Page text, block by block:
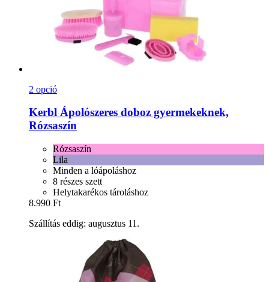
2 opció
Kerbl Ápolószeres doboz gyermekeknek,
Rózsaszín
Rózsaszín
Lila
Minden a lóápoláshoz
8 részes szett
Helytakarékos tároláshoz
8.990 Ft
Szállítás eddig: augusztus 11.